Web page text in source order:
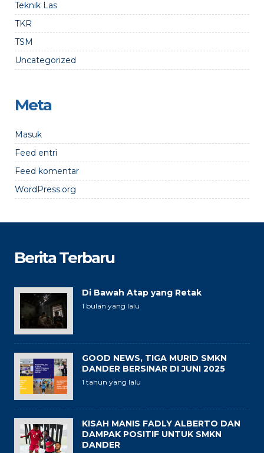
Teknik Las
TKR
TSM
Uncategorized
Meta
Masuk
Feed entri
Feed komentar
WordPress.org
Berita Terbaru
Di Bawah Atap yang Retak
1 bulan yang lalu
GOOD NEWS, TIGA MURID SMKN
DANDER BERSINAR DI JUNI 2025
1 tahun yang lalu
KISAH MANIS FADLY ALBERTO DAN
DAMPAK POSITIF UNTUK SMKN
DANDER